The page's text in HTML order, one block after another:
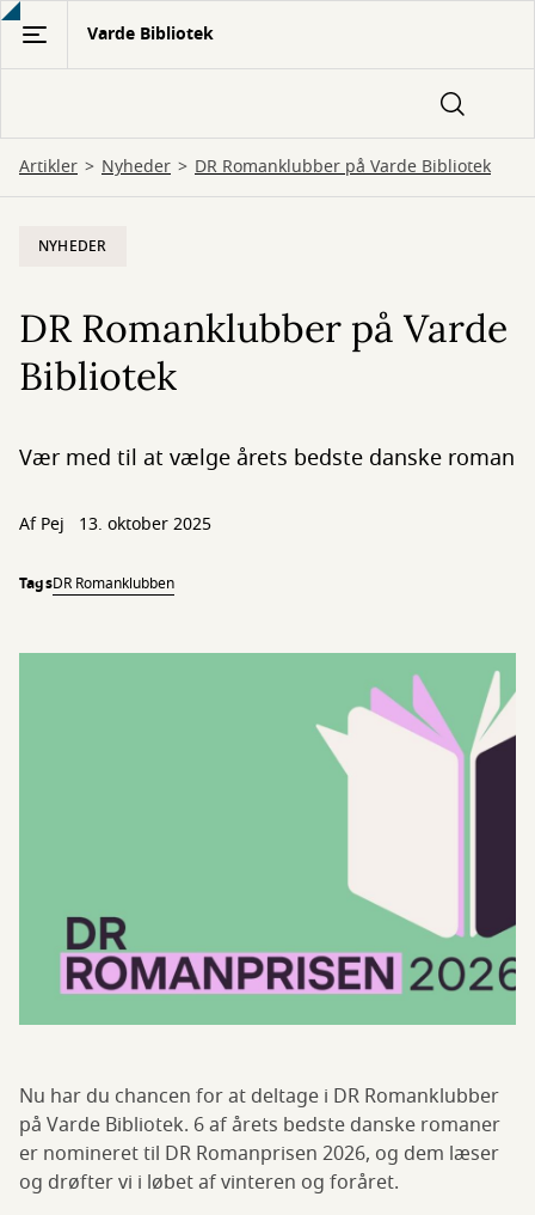
Gå
hovedindhold
Varde Bibliotek
Artikler Nyheder DR Romanklubber på Varde Bibliotek
NYHEDER
DR Romanklubber på Varde
Bibliotek
Vær med til at vælge årets bedste danske roman
AfPej 13. oktober 2025
TagsDR Romanklubben
Nu har du chancen for at deltage i DR Romanklubber
på Varde Bibliotek. 6 af årets bedste danske romaner
er nomineret til DR Romanprisen 2026, og dem læser
og drøfter vi i løbet af vinteren og foråret.